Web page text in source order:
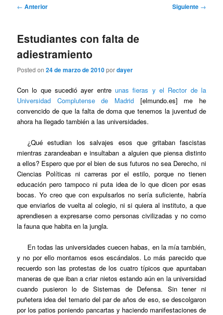
Navegación
← Anterior Siguiente →
Estudiantes con falta de
adiestramiento
Posted on24 de marzo de 2010pordayer
Con lo que sucedió ayer entre unas fieras y el Rector de la
Universidad Complutense de Madrid [elmundo.es] me he
convencido de que la falta de doma que tenemos la juventud de
ahora ha llegado también a las universidades.
¿Qué estudian los salvajes esos que gritaban fascistas
mientras zarandeaban e insultaban a alguien que piensa distinto
a ellos? Espero que por el bien de sus futuros no sea Derecho, ni
Ciencias Políticas ni carreras por el estilo, porque no tienen
educación pero tampoco ni puta idea de lo que dicen por esas
bocas. Yo creo que con expulsarlos no sería suficiente, habría
que enviarlos de vuelta al colegio, ni si quiera al instituto, a que
aprendiesen a expresarse como personas civilizadas y no como
la fauna que habita en la jungla.
En todas las universidades cuecen habas, en la mía también,
y no por ello montamos esos escándalos. Lo más parecido que
recuerdo son las protestas de los cuatro típicos que apuntaban
maneras de que iban a criar nietos estando aún en la universidad
cuando pusieron lo de Sistemas de Defensa. Sin tener ni
puñetera idea del temario del par de años de eso, se descolgaron
por los patios poniendo pancartas y haciendo manifestaciones de